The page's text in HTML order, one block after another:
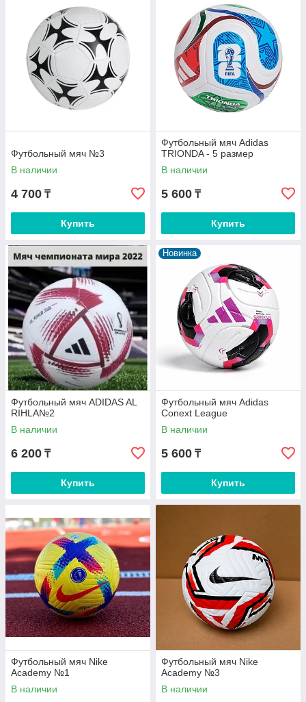
Футбольный мяч №3
В наличии
4 700 ₸
Купить
Футбольный мяч Adidas
TRIONDA - 5 размер
В наличии
5 600 ₸
Купить
Футбольный мяч ADIDAS AL
RIHLA№2
В наличии
6 200 ₸
Купить
Новинка
Футбольный мяч Adidas
Conext League
В наличии
5 600 ₸
Купить
Футбольный мяч Nike
Academy №1
В наличии
Футбольный мяч Nike
Academy №3
В наличии